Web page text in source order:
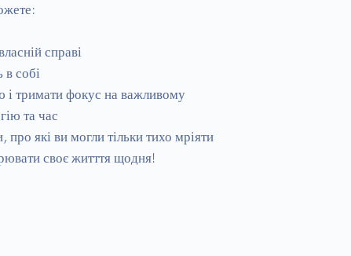
справі
в собі
і тримати фокус на важливому
та час
про які ви могли тільки тихо мріяти
своє житття щодня!